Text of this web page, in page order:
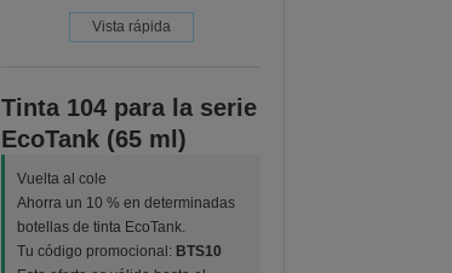
Vista rápida
Tinta 104 para la serie
EcoTank (65 ml)
Vuelta al cole
Ahorra un 10 % en determinadas
botellas de tinta EcoTank.
Tu código promocional: BTS10